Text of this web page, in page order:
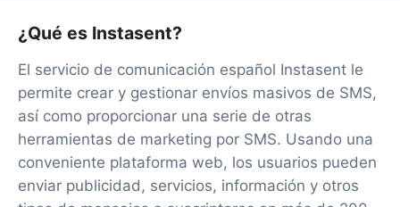
¿Qué es Instasent?
El servicio de comunicación español Instasent le
permite crear y gestionar envíos masivos de SMS,
así como proporcionar una serie de otras
herramientas de marketing por SMS. Usando una
conveniente plataforma web, los usuarios pueden
enviar publicidad, servicios, información y otros